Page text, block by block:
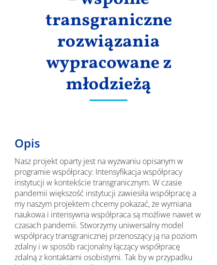
transgraniczne
rozwiązania
wypracowane z
młodzieżą
Opis
Nasz projekt oparty jest na wyzwaniu opisanym w
programie współpracy: Intensyfikacja współpracy
instytucji w kontekście transgranicznym. W czasie
pandemii większość instytucji zawiesiła współpracę a
my naszym projektem chcemy pokazać, że wymiana
naukowa i intensywna współpraca są możliwe nawet w
czasach pandemii. Stworzymy uniwersalny model
współpracy transgranicznej przenoszący ją na poziom
zdalny i w sposób racjonalny łączący współpracę
zdalną z kontaktami osobistymi. Tak by w przypadku